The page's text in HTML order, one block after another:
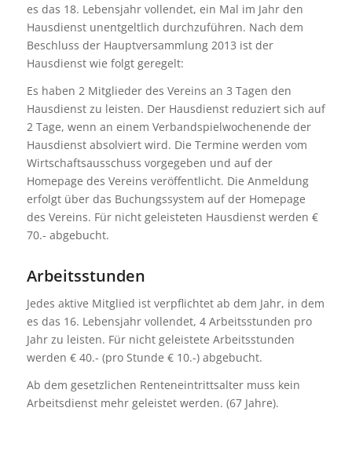
es das 18. Lebensjahr vollendet, ein Mal im Jahr den
Hausdienst unentgeltlich durchzuführen. Nach dem
Beschluss der Hauptversammlung 2013 ist der
Hausdienst wie folgt geregelt:
Es haben 2 Mitglieder des Vereins an 3 Tagen den
Hausdienst zu leisten. Der Hausdienst reduziert sich auf
2 Tage, wenn an einem Verbandspielwochenende der
Hausdienst absolviert wird. Die Termine werden vom
Wirtschaftsausschuss vorgegeben und auf der
Homepage des Vereins veröffentlicht. Die Anmeldung
erfolgt über das Buchungssystem auf der Homepage
des Vereins. Für nicht geleisteten Hausdienst werden €
70.- abgebucht.
Arbeitsstunden
Jedes aktive Mitglied ist verpflichtet ab dem Jahr, in dem
es das 16. Lebensjahr vollendet, 4 Arbeitsstunden pro
Jahr zu leisten. Für nicht geleistete Arbeitsstunden
werden € 40.- (pro Stunde € 10.-) abgebucht.
Ab dem gesetzlichen Renteneintrittsalter muss kein
Arbeitsdienst mehr geleistet werden. (67 Jahre).